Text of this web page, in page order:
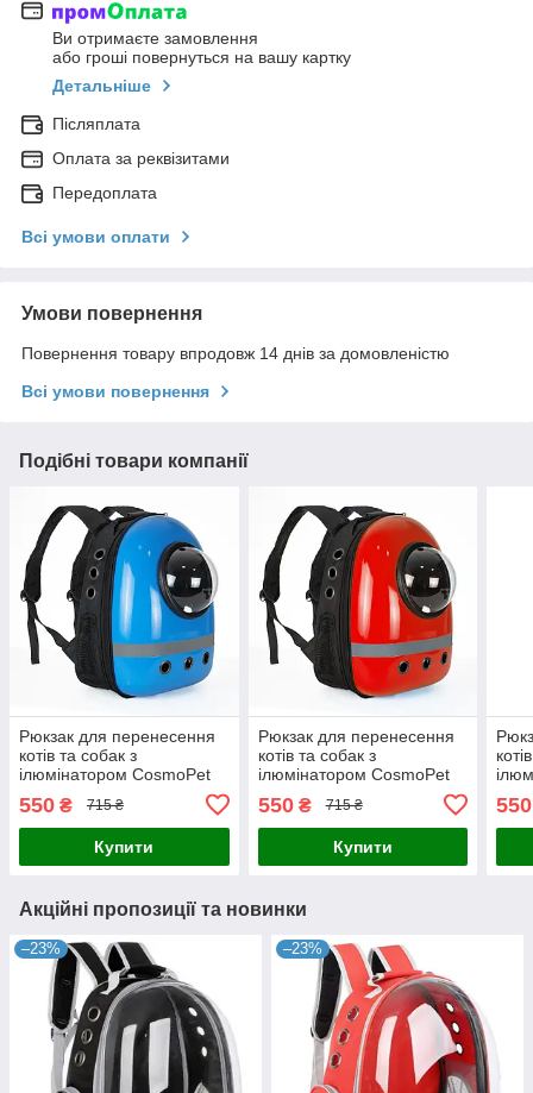
Ви отримаєте замовлення
або гроші повернуться на вашу картку
Детальніше
Післяплата
Оплата за реквізитами
Передоплата
Всі умови оплати
Умови повернення
Повернення товару впродовж 14 днів за домовленістю
Всі умови повернення
Подібні товари компанії
Рюкзак для перенесення
котів та собак з
ілюмінатором CosmoPet
відбиваючою смужкою
550 ₴ 715 ₴
Купити
Рюкзак для перенесення
котів та собак з
ілюмінатором CosmoPet
відбиваючою смужкою
550₴ 715 ₴
Купити
550
Акційні пропозиції та новинки
–23% –23%